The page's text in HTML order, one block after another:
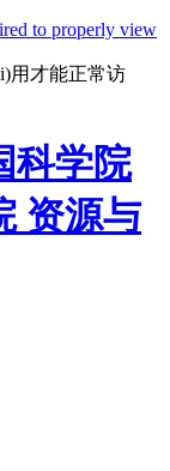
to properly view
用才能正常访
科学院
资源与